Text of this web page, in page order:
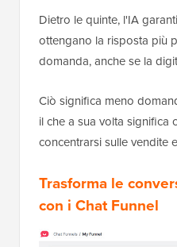
Dietro le quinte, l'IA
ottengano la risposta più
domanda, anche se la
Ciò significa meno
il che a sua volta significa
concentrarsi sulle vendite
Trasforma le
con i Chat Funnel